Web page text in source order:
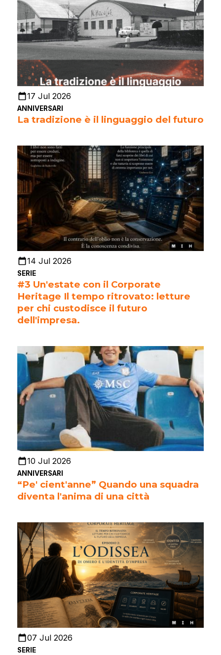
17 Jul 2026
ANNIVERSARI
La tradizione è il linguaggio del futuro
14 Jul 2026
SERIE
#3 Un'estate con il Corporate
Heritage Il tempo ritrovato: letture
per chi custodisce il futuro
dell'impresa.
10 Jul 2026
ANNIVERSARI
“Pe' cient'anne” Quando una squadra
diventa l'anima di una città
07 Jul 2026
SERIE